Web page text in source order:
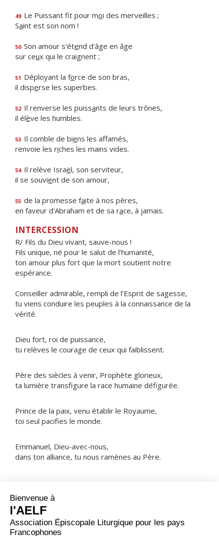
49 Le Puissant fit pour moi des merveilles ;
Saint est son nom !
50 Son amour s'étend d'âge en âge
sur ceux qui le craignent ;
51 Déployant la force de son bras,
il disperse les superbes.
52 Il renverse les puissants de leurs trônes,
il élève les humbles.
53 Il comble de biens les affamés,
renvoie les riches les mains vides.
54 Il relève Israël, son serviteur,
il se souvient de son amour,
55 de la promesse faite à nos pères,
en faveur d'Abraham et de sa race, à jamais.
INTERCESSION
R/ Fils du Dieu vivant, sauve-nous !
Fils unique, né pour le salut de l’humanité,
ton amour plus fort que la mort soutient notre
espérance.
Conseiller admirable, rempli de l’Esprit de sagesse,
tu viens conduire les peuples à la connaissance de la
vérité.
Dieu fort, roi de puissance,
tu relèves le courage de ceux qui faiblissent.
Père des siècles à venir, Prophète glorieux,
ta lumière transfigure la race humaine défigurée.
Prince de la paix, venu établir le Royaume,
toi seul pacifies le monde.
Emmanuel, Dieu-avec-nous,
dans ton alliance, tu nous ramènes au Père.
ORAISON
Dieu tout-puissant, la rédemption de ton peuple a
merveilleusement commencé avec la naissance de ton